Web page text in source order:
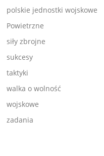
polskie jednostki wojskowe
Powietrzne
siły zbrojne
sukcesy
taktyki
walka o wolność
wojskowe
zadania